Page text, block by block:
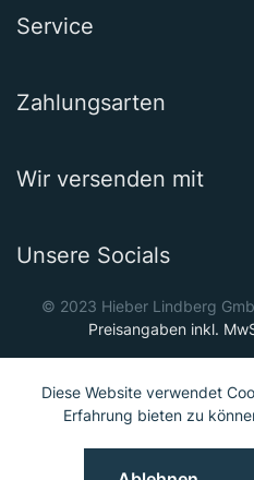
Service
Zahlungsarten
Wir versenden mit
Unsere Socials
© 2023 Hieber Lindberg
Preisangaben inkl.
Diese Website verwendet
Erfahrung bieten zu